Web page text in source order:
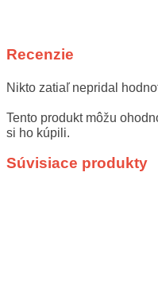
Recenzie
Nikto zatiaľ nepridal
Tento produkt môžu
si ho kúpili.
Súvisiace produkty